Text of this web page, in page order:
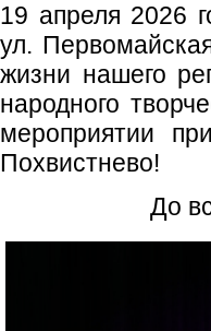
19 апреля 2026
ул.
жизни нашего
народного
мероприятии
Похвистнево!
До